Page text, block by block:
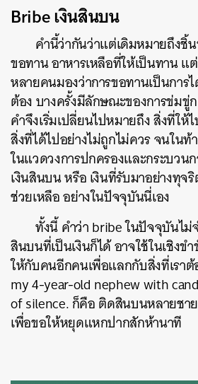
Bribeเงินสินบน
คำนี้ว่ากันว่าแต่เดิมหมายถึงชิ้
ขอทาน อาหารเหลือที่ให้เป็นทาน แ
หลายคนมองว่าการขอทานเป็นการ
ต้อง บางครั้งมีลักษณะของการข่ม
คำจึงเริ่มเปลี่ยนไปหมายถึง สิ่งที่ให้
สิ่งที่ได้ไปอย่างไม่ถูกไม่ควร จนในท้
ในแวดวงการปกครองและกระบวน
เงินสินบน หรือ เงินที่รับมาอย่างทุจ
ช่วยเหลือ อย่างในปัจจุบันนี่เอง
ทั้งนี้ คำว่าbribeในปัจจุบันไม่
สินบนที่เป็นเงินก็ได้ อาจใช้ในเชิงข
ให้กับคนอีกคนเพื่อแลกกับสิ่งที่เราต้
my 4-year-old nephew with
of silence.ก็คือ ติดสินบนหลายชา
เพื่อขอให้หยุดแหกปากสักห้านาที